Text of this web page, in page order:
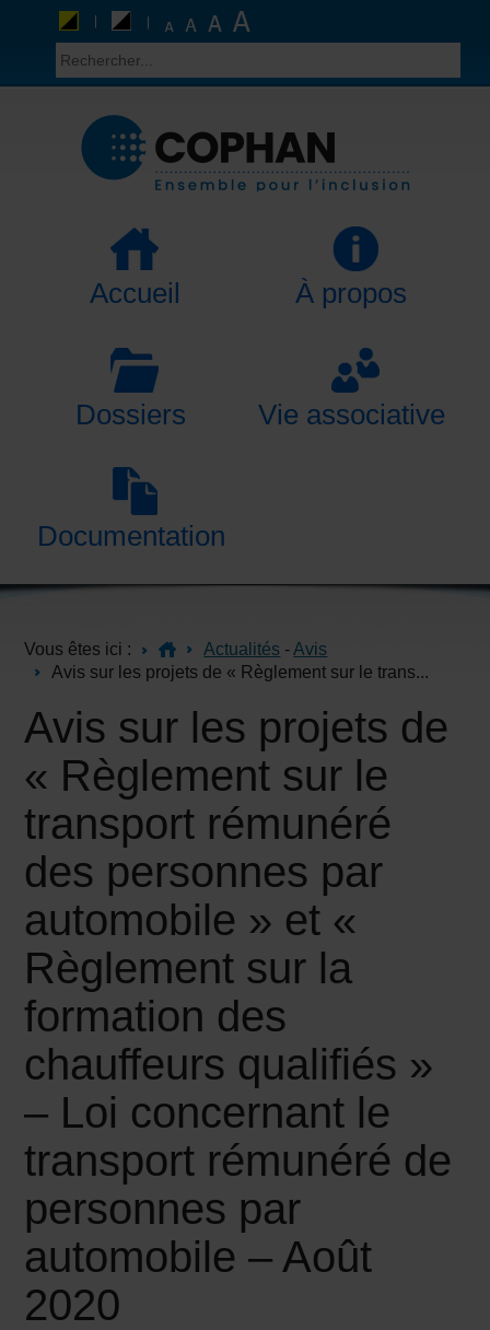
Accueil À propos
Dossiers Vie associative
Documentation
Vous êtes ici : Actualités -Avis
Avis sur les projets de « Règlement sur le trans...
Avis sur les projets de
« Règlement sur le
transport rémunéré
des personnes par
automobile » et «
Règlement sur la
formation des
chauffeurs qualifiés »
– Loi concernant le
transport rémunéré de
personnes par
automobile – Août
2020